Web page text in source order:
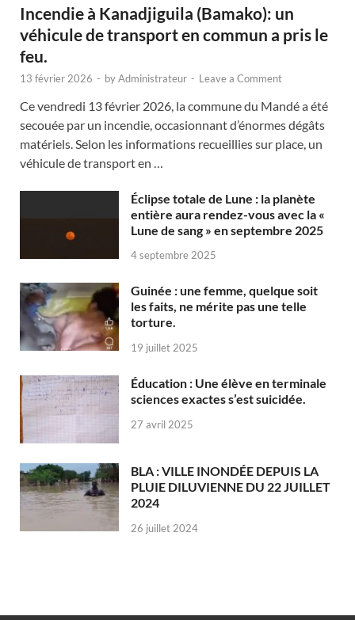
Incendie à Kanadjiguila (Bamako): un
véhicule de transport en commun a pris le
feu.
13 février 2026 - byAdministrateur - Leave a Comment
Ce vendredi 13 février 2026, la commune du Mandé a été
secouée par un incendie, occasionnant d’énormes dégâts
matériels. Selon les informations recueillies sur place, un
véhicule de transport en …
Éclipse totale de Lune : la planète
entière aura rendez-vous avec la «
Lune de sang » en septembre 2025
4 septembre 2025
Guinée : une femme, quelque soit
les faits, ne mérite pas une telle
torture.
19 juillet 2025
Éducation : Une élève en terminale
sciences exactes s’est suicidée.
27 avril 2025
BLA : VILLE INONDÉE DEPUIS LA
PLUIE DILUVIENNE DU 22 JUILLET
2024
26 juillet 2024